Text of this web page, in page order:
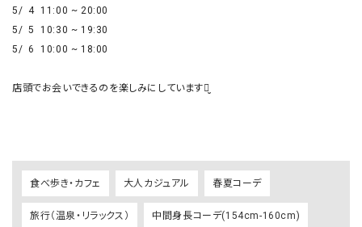
5/  4  11:00 ~ 20:00
5/  5  10:30 ~ 19:30
5/  6  10:00 ~ 18:00
店頭でお会いできるのを楽しみにしていますꪔ̤̮
食べ歩き・カフェ 大人カジュアル 春夏コーデ
旅行（温泉・リラックス） 中間身長コーデ(154cm-160cm)